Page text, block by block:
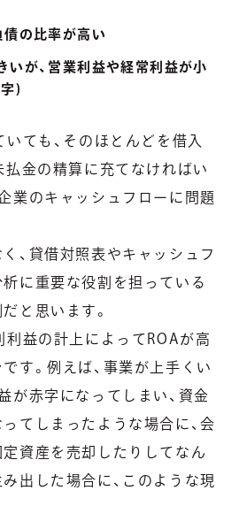
債の比率が高い
いが、営業利益や経常利益が小
)
いても、そのほとんどを借入
払金の精算に充てなければい
業のキャッシュフローに問題
、貸借対照表やキャッシュフ
に重要な役割を担っている
と思います。
利益の計上によってROAが高
す。例えば、事業が上手くい
が赤字になってしまい、資金
てしまったような場合に、会
資産を売却したりしてなん
出した場合に、このような現